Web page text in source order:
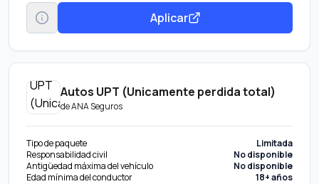
Aplicar
Autos UPT (Unicamente perdida total)
deANA Seguros
Tipo de paquete
Limitada
Responsabilidad civil
No disponible
Antigüedad máxima del vehículo
No disponible
Edad mínima del conductor
18+ años